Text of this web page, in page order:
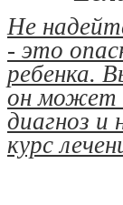
Не
- это
ребенка.
он может
диагноз и
курс